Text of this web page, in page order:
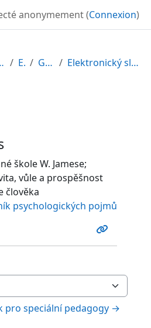
anonymement (Connexion)
ESF EDU-V Généralités Elektronický slovník psychologických pojmů
škole W. Jamese;
vůle a prospěšnost
člověka
psychologických pojmů
pro speciální pedagogy →